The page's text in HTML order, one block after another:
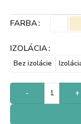
FARBA
IZOLÁCIA
Bez izolácie
- +